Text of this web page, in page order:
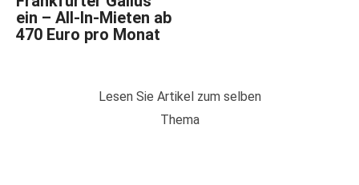
ein – All-In-Mieten ab
470 Euro pro Monat
Lesen Sie Artikel zum selben
Thema